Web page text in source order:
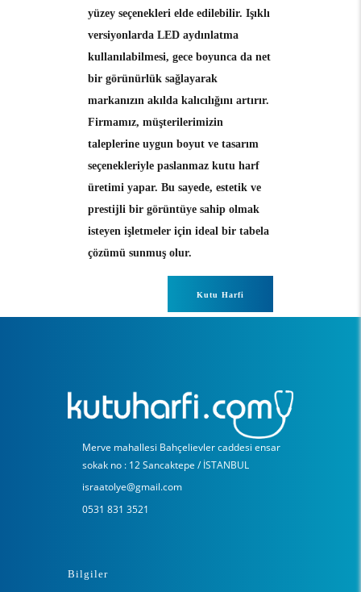
yüzey seçenekleri elde edilebilir. Işıklı
versiyonlarda LED aydınlatma
kullanılabilmesi, gece boyunca da net
bir görünürlük sağlayarak
markanızın akılda kalıcılığını artırır.
Firmamız, müşterilerimizin
taleplerine uygun boyut ve tasarım
seçenekleriyle paslanmaz kutu harf
üretimi yapar. Bu sayede, estetik ve
prestijli bir görüntüye sahip olmak
isteyen işletmeler için ideal bir tabela
çözümü sunmuş olur.
Kutu Harfi
Merve mahallesi Bahçelievler caddesi ensar
sokak no : 12 Sancaktepe / İSTANBUL
israatolye@gmail.com
0531 831 3521
Bilgiler